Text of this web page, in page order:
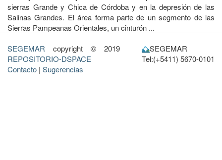
sierras Grande y Chica de Córdoba y en la depresión de las
Salinas Grandes. El área forma parte de un segmento de las
Sierras Pampeanas Orientales, un cinturón ...
SEGEMAR copyright © 2019
REPOSITORIO-DSPACE
Contacto | Sugerencias
SEGEMAR
Tel:(+5411) 5670-0101